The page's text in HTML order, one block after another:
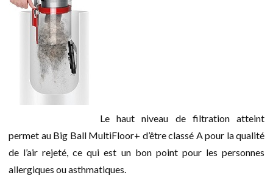
Le haut niveau de filtration atteint
permet au Big Ball MultiFloor+ d’être classé A pour la qualité
de l’air rejeté, ce qui est un bon point pour les personnes
allergiques ou asthmatiques.